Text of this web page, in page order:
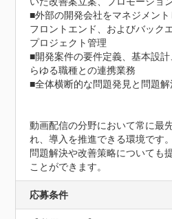
■外部の開発会社をマネジメン
フロントエンド、およびバック
プロジェクト管理
■開発案件の要件定義、基本設
らゆる職種との連携業務
■全体横断的な問題発見と問題
動画配信の分野において常に最
れ、導入を推進できる環境です
問題解決や改善策略についても
ことができます。
応募条件